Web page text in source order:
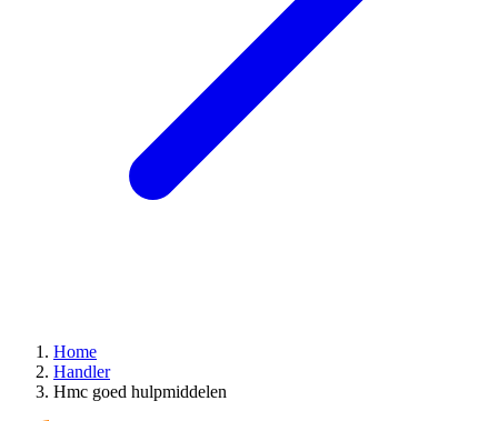
Home
Handler
Hmc goed hulpmiddelen